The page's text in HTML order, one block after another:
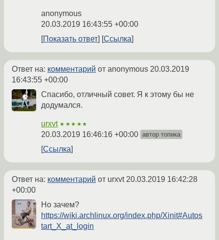
anonymous
20.03.2019 16:43:55 +00:00
Показать ответ
Ссылка
Ответ на: комментарий от anonymous 20.03.2019
16:43:55 +00:00
Спасибо, отличный совет. Я к этому бы не
додумался.
urxvt ★★★★★
20.03.2019 16:46:16 +00:00 автор топика
Ссылка
Ответ на: комментарий от urxvt20.03.2019 16:42:28
+00:00
Но зачем?
https://wiki.archlinux.org/index.php/Xinit#Autos
tart_X_at_login